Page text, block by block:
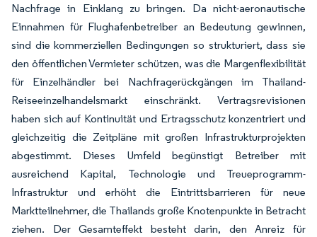
Nachfrage in Einklang zu bringen. Da nicht-aeronautische
Einnahmen für Flughafenbetreiber an Bedeutung gewinnen,
sind die kommerziellen Bedingungen so strukturiert, dass sie
den öffentlichen Vermieter schützen, was die Margenflexibilität
für Einzelhändler bei Nachfragerückgängen im Thailand-
Reiseeinzelhandelsmarkt einschränkt. Vertragsrevisionen
haben sich auf Kontinuität und Ertragsschutz konzentriert und
gleichzeitig die Zeitpläne mit großen Infrastrukturprojekten
abgestimmt. Dieses Umfeld begünstigt Betreiber mit
ausreichend Kapital, Technologie und Treueprogramm-
Infrastruktur und erhöht die Eintrittsbarrieren für neue
Marktteilnehmer, die Thailands große Knotenpunkte in Betracht
ziehen. Der Gesamteffekt besteht darin, den Anreiz für